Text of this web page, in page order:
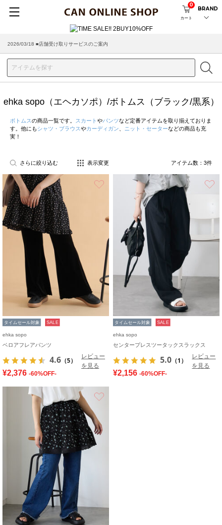
カート
0
BRAND
2026/08/04 ■8/13(木)AM2:00～サイトメンテナンス実施のお知らせ
2026/03/18 ■店舗受け取りサービスのご案内
ehka sopo（エヘカソポ）/ボトムス（ブラック/黒系）
ボトムスの商品一覧です。 スカート やパンツなど定番アイテムを取り揃えておりま
す。他にもシャツ・ブラウスやカーディガン ニット・セーターなどの商品も充
実！
さらに絞り込む 表示変更 アイテム数： 3件
お気に入り
タイムセール対象 SALE
ehka sopo
ベロアフレアパンツ
4.6 （5）
レビュー
を見る
¥2,376 -60%OFF-
タイムセール対象 SALE
ehka sopo
センタープレスツータックスラックス
5.0 （1）
レビュー
を見る
¥2,156 -60%OFF-